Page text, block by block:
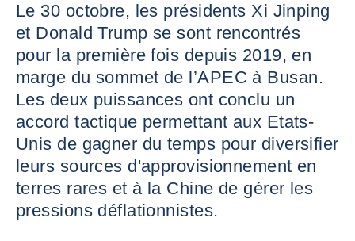
Le 30 octobre, les présidents Xi Jinping
et Donald Trump se sont rencontrés
pour la première fois depuis 2019, en
marge du sommet de l’APEC à Busan.
Les deux puissances ont conclu un
accord tactique permettant aux Etats-
Unis de gagner du temps pour diversifier
leurs sources d'approvisionnement en
terres rares et à la Chine de gérer les
pressions déflationnistes.